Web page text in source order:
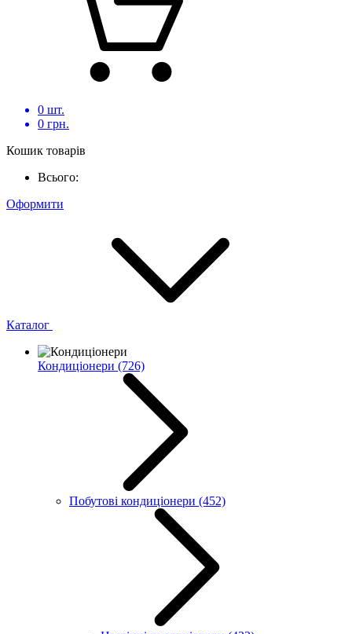
0 шт.
0 грн.
Кошик товарів
Всього:
Оформити
Каталог
Кондиціонери (726)
Побутові кондиціонери (452)